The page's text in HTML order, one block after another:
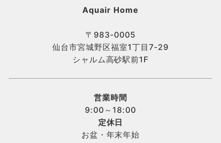
Aquair Home
〒983-0005
仙台市宮城野区福室1丁目7-29
シャルム高砂駅前1F
営業時間
9:00～18:00
定休日
お盆・年末年始